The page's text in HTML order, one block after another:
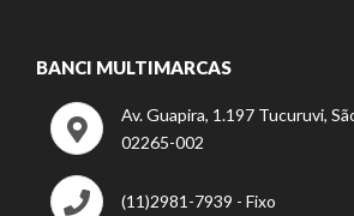
BANCI MULTIMARCAS
Av. Guapira, 1.197 Tucuruvi,
02265-002
(11)2981-7939 - Fixo